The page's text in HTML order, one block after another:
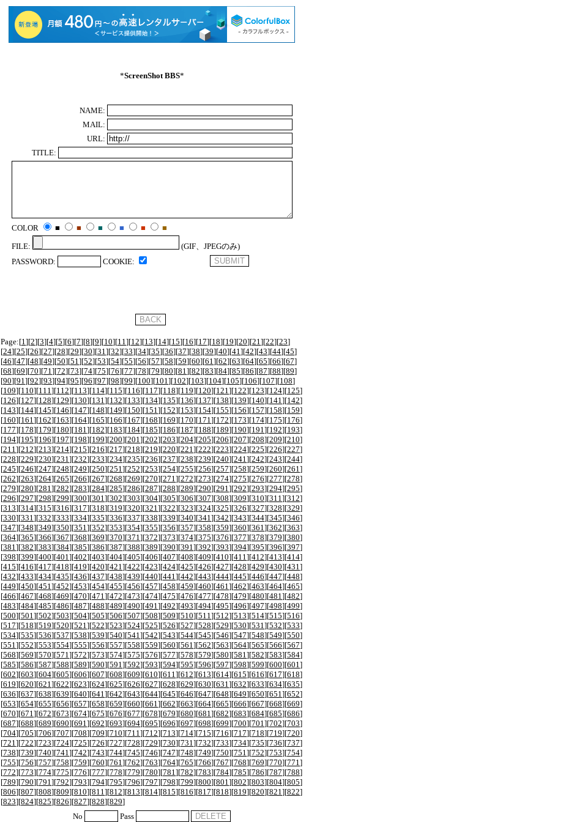
*ScreenShot BBS*
NAME:
MAIL:
URL:
TITLE:
COLOR ■ ■ ■ ■ ■
■
FILE:
(GIF、JPEGのみ)
PASSWORD:
COOKIE:
Page:[1 ][2][3][4][5][6][7][8][9][10][11 ][12][13][14][15][16][17][18][19][20][21 ][22][23]
[24][25][26][27][28][29][30][31 ][32][33][34][35][36][37][38][39][40][41 ][42][43][44][45]
[46][47][48][49][50][51 ][52][53][54][55][56][57][58][59][60][61 ][62][63][64][65][66][67]
[68][69][70][71 ][72][73][74][75][76][77][78][79][80][81 ][82][83][84][85][86][87][88][89]
[90][91 ][92][93][94][95][96][97][98][99][100][101 ][102][103][104][105][106][107][108]
[109][110][111 ][112][113][114][115][116][117][118][119][120][121 ][122][123][124][125]
[126][127][128][129][130][131 ][132][133][134][135][136][137][138][139][140][141 ][142]
[143][144][145][146][147][148][149][150][151 ][152][153][154][155][156][157][158][159]
[160][161 ][162][163][164][165][166][167][168][169][170][171 ][172][173][174][175][176]
[177][178][179][180][181 ][182][183][184][185][186][187][188][189][190][191 ][192][193]
[194][195][196][197][198][199][200][201 ][202][203][204][205][206][207][208][209][210]
[211 ][212][213][214][215][216][217][218][219][220][221 ][222][223][224][225][226][227]
[228][229][230][231 ][232][233][234][235][236][237][238][239][240][241 ][242][243][244]
[245][246][247][248][249][250][251 ][252][253][254][255][256][257][258][259][260][261 ]
[262][263][264][265][266][267][268][269][270][271 ][272][273][274][275][276][277][278]
[279][280][281 ][282][283][284][285][286][287][288][289][290][291 ][292][293][294][295]
[296][297][298][299][300][301 ][302][303][304][305][306][307][308][309][310][311 ][312]
[313][314][315][316][317][318][319][320][321 ][322][323][324][325][326][327][328][329]
[330][331 ][332][333][334][335][336][337][338][339][340][341 ][342][343][344][345][346]
[347][348][349][350][351 ][352][353][354][355][356][357][358][359][360][361 ][362][363]
[364][365][366][367][368][369][370][371 ][372][373][374][375][376][377][378][379][380]
[381 ][382][383][384][385][386][387][388][389][390][391 ][392][393][394][395][396][397]
[398][399][400][401 ][402][403][404][405][406][407][408][409][410][411 ][412][413][414]
[415][416][417][418][419][420][421 ][422][423][424][425][426][427][428][429][430][431 ]
[432][433][434][435][436][437][438][439][440][441 ][442][443][444][445][446][447][448]
[449][450][451 ][452][453][454][455][456][457][458][459][460][461 ][462][463][464][465]
[466][467][468][469][470][471 ][472][473][474][475][476][477][478][479][480][481 ][482]
[483][484][485][486][487][488][489][490][491 ][492][493][494][495][496][497][498][499]
[500][501 ][502][503][504][505][506][507][508][509][510][511 ][512][513][514][515][516]
[517][518][519][520][521 ][522][523][524][525][526][527][528][529][530][531 ][532][533]
[534][535][536][537][538][539][540][541 ][542][543][544][545][546][547][548][549][550]
[551 ][552][553][554][555][556][557][558][559][560][561 ][562][563][564][565][566][567]
[568][569][570][571 ][572][573][574][575][576][577][578][579][580][581 ][582][583][584]
[585][586][587][588][589][590][591 ][592][593][594][595][596][597][598][599][600][601 ]
[602][603][604][605][606][607][608][609][610][611 ][612][613][614][615][616][617][618]
[619][620][621 ][622][623][624][625][626][627][628][629][630][631 ][632][633][634][635]
[636][637][638][639][640][641 ][642][643][644][645][646][647][648][649][650][651 ][652]
[653][654][655][656][657][658][659][660][661 ][662][663][664][665][666][667][668][669]
[670][671 ][672][673][674][675][676][677][678][679][680][681 ][682][683][684][685][686]
[687][688][689][690][691 ][692][693][694][695][696][697][698][699][700][701 ][702][703]
[704][705][706][707][708][709][710][711 ][712][713][714][715][716][717][718][719][720]
[721 ][722][723][724][725][726][727][728][729][730][731 ][732][733][734][735][736][737]
[738][739][740][741 ][742][743][744][745][746][747][748][749][750][751 ][752][753][754]
[755][756][757][758][759][760][761 ][762][763][764][765][766][767][768][769][770][771 ]
[772][773][774][775][776][777][778][779][780][781 ][782][783][784][785][786][787][788]
[789][790][791 ][792][793][794][795][796][797][798][799][800][801 ][802][803][804][805]
[806][807][808][809][810][811 ][812][813][814][815][816][817][818][819][820][821 ][822]
[823][824][825][826][827][828][829]
No
Pass